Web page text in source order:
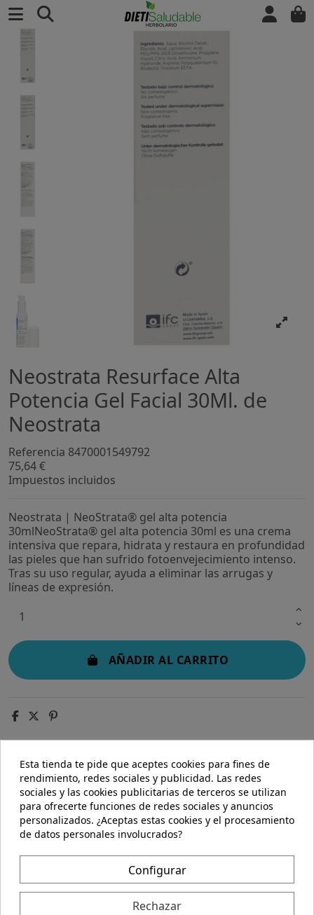
Neostrata Resurface Alta
Potencia Gel Facial 30Ml. de
Neostrata
Referencia 8470001549792
75,64 €
Impuestos incluidos
Neostrata | NeoStrata® gel alta potencia
30mlNeoStrata® gel alta potencia 30ml es una crema
intensiva que repara, hidrata y restaura en profundidad
las pieles que han sufrido fotoenvejecimiento intenso.
Tras su uso regular, ayuda a eliminar las arrugas y
líneas de expresión.
AÑADIR AL CARRITO
Descripción
Detalles del producto
Neostrata | NeoStrata® gel alta potencia
Esta tienda te pide que aceptes cookies para fines de
rendimiento, redes sociales y publicidad. Las redes
sociales y las cookies publicitarias de terceros se utilizan
para ofrecerte funciones de redes sociales y anuncios
personalizados. ¿Aceptas estas cookies y el procesamiento
de datos personales involucrados?
Configurar
Rechazar